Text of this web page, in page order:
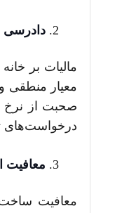
دادرسی
مالیات بر
معیار منطقی
درخواست‌های
معافیت
معافیت